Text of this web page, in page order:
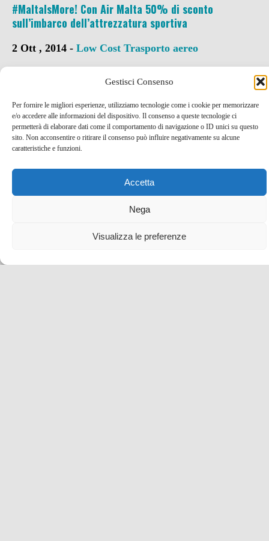
Gestisci Consenso
Per fornire le migliori esperienze, utilizziamo tecnologie come i cookie per memorizzare
e/o accedere alle informazioni del dispositivo. Il consenso a queste tecnologie ci
permetterà di elaborare dati come il comportamento di navigazione o ID unici su questo
sito. Non acconsentire o ritirare il consenso può influire negativamente su alcune
caratteristiche e funzioni.
Accetta
Nega
Visualizza le preferenze
#MaltaIsMore! Con Air Malta 50% di sconto
sull’imbarco dell’attrezzatura sportiva
2 Ott , 2014 - Low Cost Trasporto aereo